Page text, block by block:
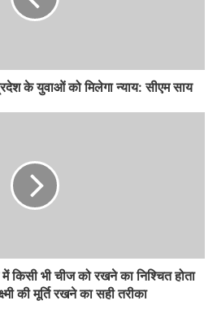
के युवाओं को मिलेगा न्याय: सीएम साय
किसी भी चीज को रखने का निश्चित होता
की मूर्ति रखने का सही तरीका